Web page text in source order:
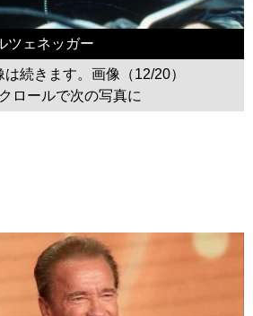
ツェネッガー
は続きます。画像（12/20）
ロールで次の写真に